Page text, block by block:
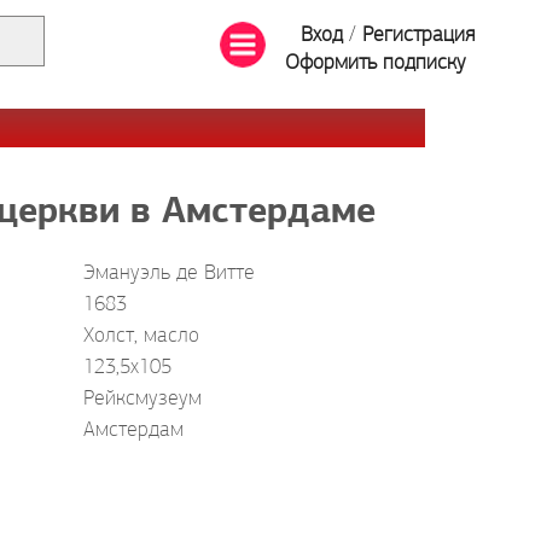
Вход/ Регистрация
Оформить подписку
в Амстердаме
Эмануэль де Витте
1683
Холст, масло
123,5x105
Рейксмузеум
Амстердам